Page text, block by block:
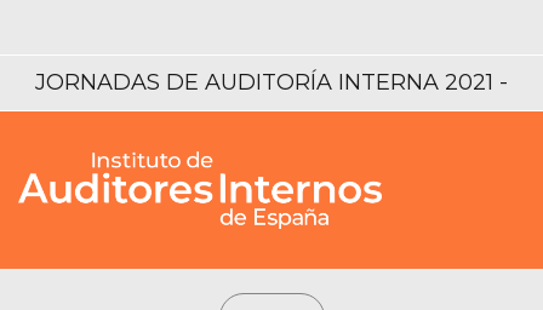
JORNADAS DE AUDITORÍA INTERNA 2021 -